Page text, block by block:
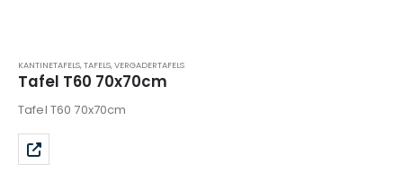
KANTINETAFELS,TAFELS,VERGADERTAFELS
Tafel T60 70x70cm
Tafel T60 70x70cm